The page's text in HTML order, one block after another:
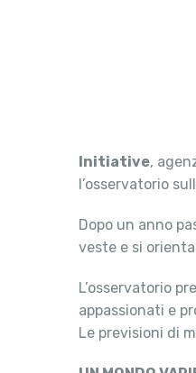
Initiative,
l’osservatorio
Dopo un anno
veste e si
L’osservatorio
appassionati e
Le previsioni di